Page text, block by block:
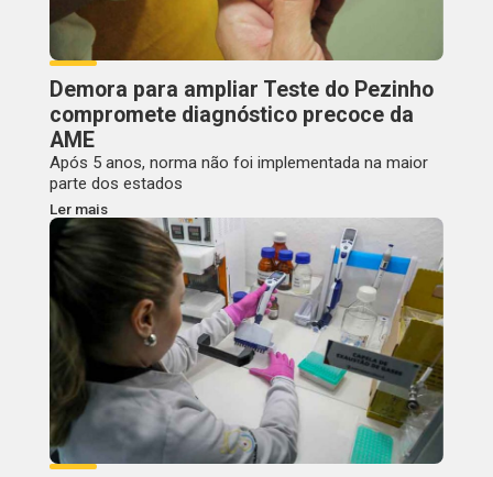
Demora para ampliar Teste do Pezinho
compromete diagnóstico precoce da
AME
Após 5 anos, norma não foi implementada na maior
parte dos estados
Ler mais